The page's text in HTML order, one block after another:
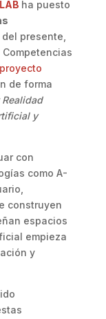
ha puesto
presente,
proyecto
de forma
Realidad
y
con
como A-
construyen
espacios
empieza
y